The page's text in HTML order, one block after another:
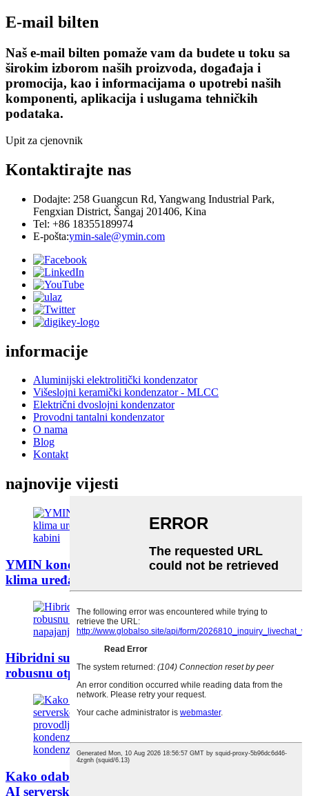
E-mail bilten
Naš e-mail bilten pomaže vam da budete u toku sa
širokim izborom naših proizvoda, događaja i
promocija, kao i informacijama o upotrebi naših
komponenti, aplikacija i uslugama tehničkih
podataka.
Upit za cjenovnik
Kontaktirajte nas
Dodajte: 258 Guangcun Rd, Yangwang Industrial Park,
Fengxian District, Šangaj 201406, Kina
Tel: +86 18355189974
E-pošta:ymin-sale@ymin.com
informacije
Aluminijski elektrolitički kondenzator
Višeslojni keramički kondenzator - MLCC
Električni dvoslojni kondenzator
Provodni tantalni kondenzator
O nama
Blog
Kontakt
najnovije vijesti
YMIN kondenzatori: Osnaživanje automobilskih
klima uređaja, otključavanje nove ere ...
Hibridni superkondenzator SLF 4.0V 4500F pruža
robusnu otpornost na milisekundni nivo...
Kako odabrati najprikladniji PLP kondenzator za
AI serverske SSD-ove? Sveobuhvatan...